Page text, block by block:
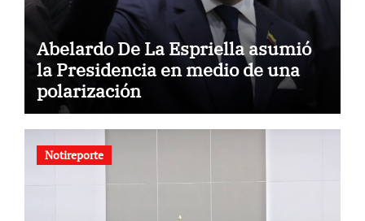
Abelardo De La Espriella asumió
la Presidencia en medio de una
polarización
Notireporte